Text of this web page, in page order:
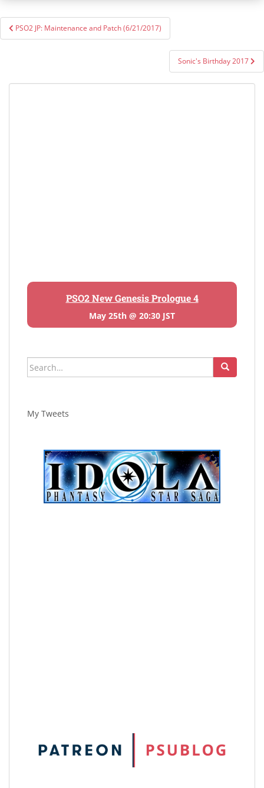
Post
navigation
PSO2 JP: Maintenance and Patch (6/21/2017)
Sonic's Birthday 2017
PSO2 New Genesis Prologue 4
May 25th @ 20:30 JST
Search
for:
My Tweets